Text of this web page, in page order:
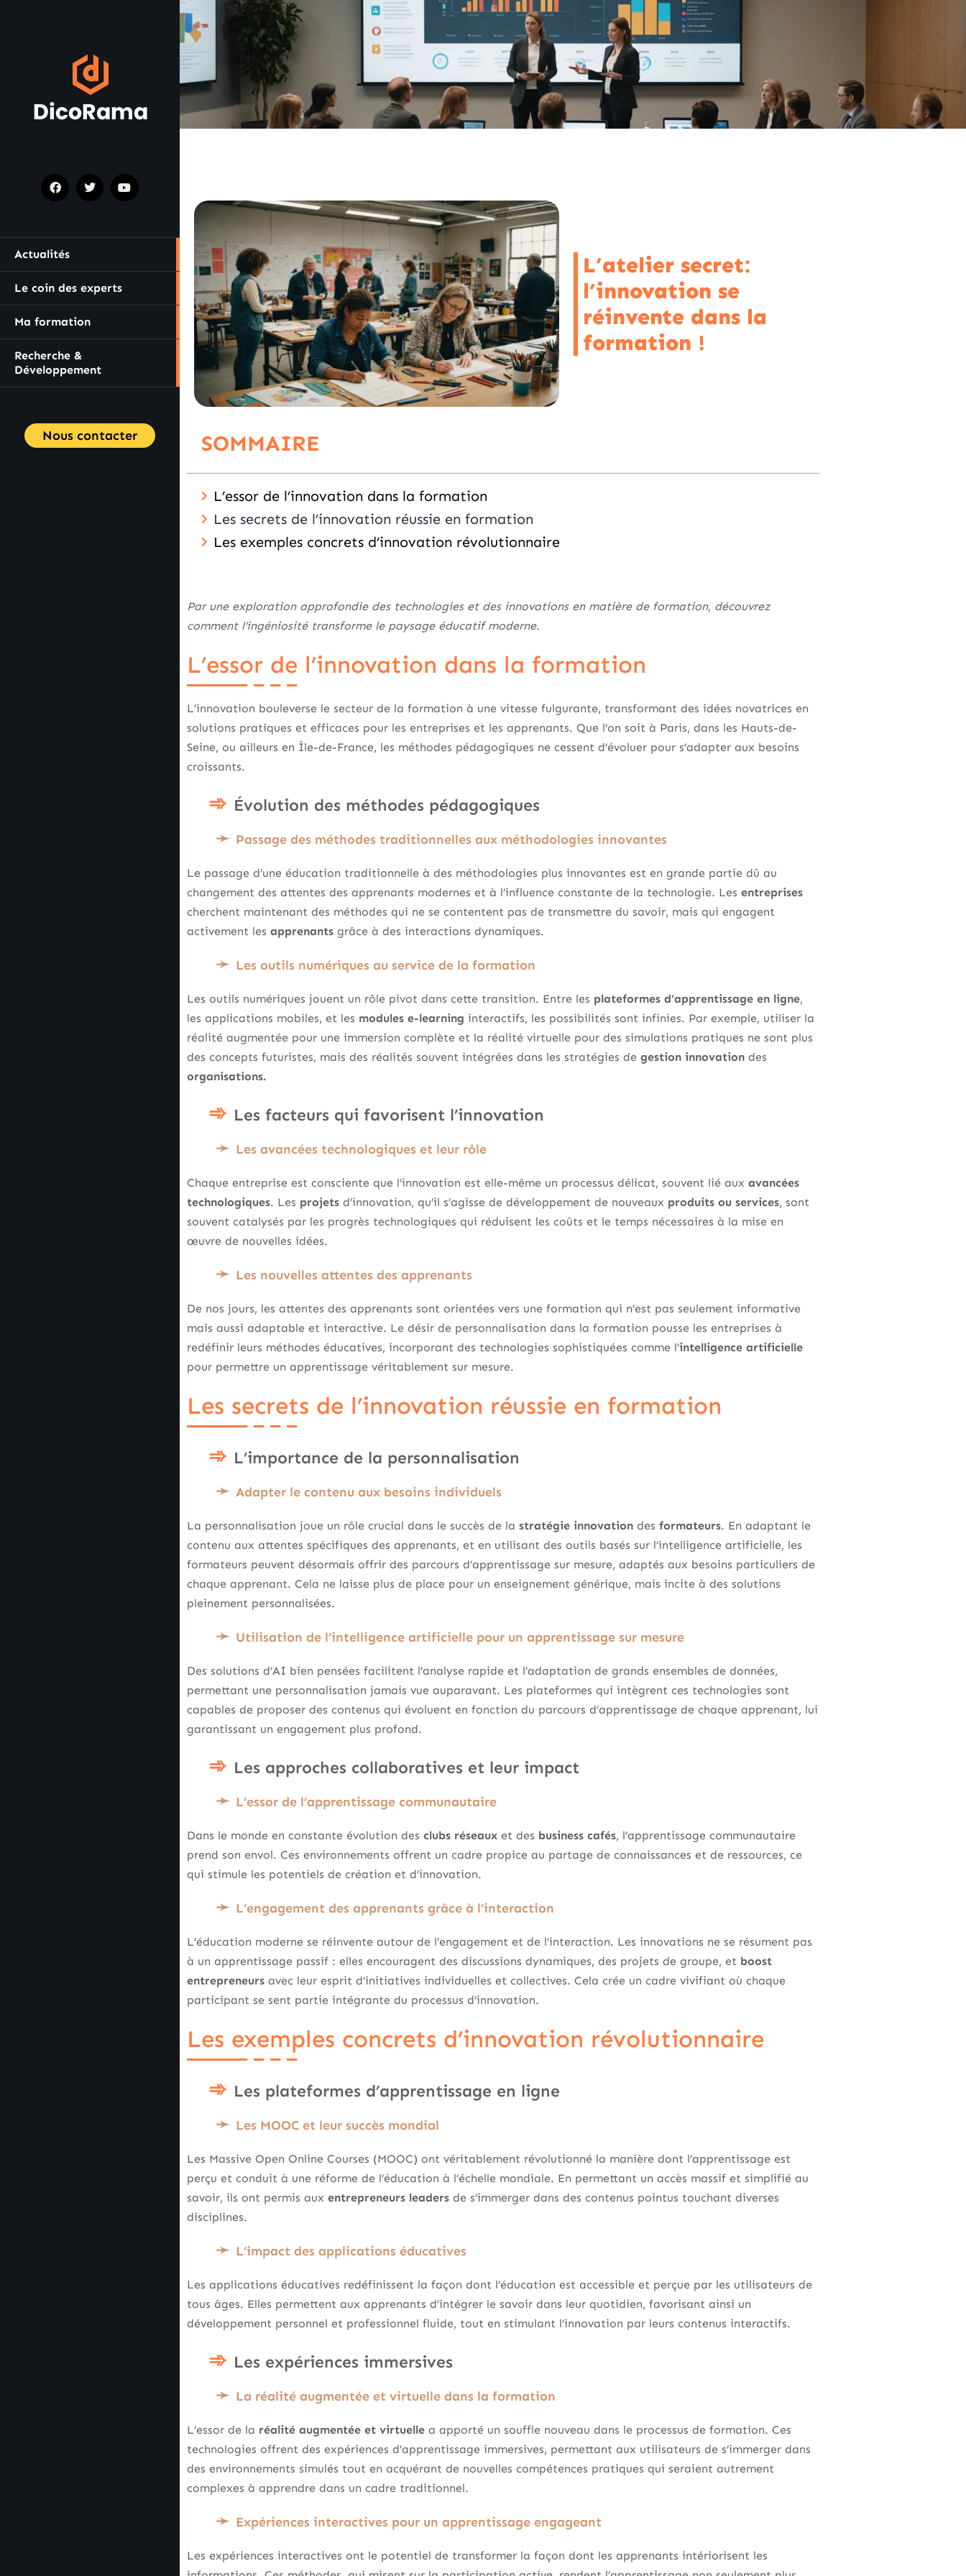
Actualités
Le coin des experts
Ma formation
Recherche &
Développement
Nous contacter
L’atelier secret:
l’innovation se
réinvente dans la
formation !
SOMMAIRE
L’essor de l’innovation dans la formation
Les secrets de l’innovation réussie en formation
Les exemples concrets d’innovation révolutionnaire
Par une exploration approfondie des technologies et des innovations en matière de formation, découvrez
comment l’ingéniosité transforme le paysage éducatif moderne.
L’essor de l’innovation dans la formation
L’innovation bouleverse le secteur de la formation à une vitesse fulgurante, transformant des idées novatrices en
solutions pratiques et efficaces pour les entreprises et les apprenants. Que l’on soit à Paris, dans les Hauts-de-
Seine, ou ailleurs en Île-de-France, les méthodes pédagogiques ne cessent d’évoluer pour s’adapter aux besoins
croissants.
Évolution des méthodes pédagogiques
Passage des méthodes traditionnelles aux méthodologies innovantes
Le passage d’une éducation traditionnelle à des méthodologies plus innovantes est en grande partie dû au
changement des attentes des apprenants modernes et à l’influence constante de la technologie. Les entreprises
cherchent maintenant des méthodes qui ne se contentent pas de transmettre du savoir, mais qui engagent
activement les apprenants grâce à des interactions dynamiques.
Les outils numériques au service de la formation
Les outils numériques jouent un rôle pivot dans cette transition. Entre les plateformes d’apprentissage en ligne,
les applications mobiles, et les modules e-learning interactifs, les possibilités sont infinies. Par exemple, utiliser la
réalité augmentée pour une immersion complète et la réalité virtuelle pour des simulations pratiques ne sont plus
des concepts futuristes, mais des réalités souvent intégrées dans les stratégies de gestion innovation des
organisations.
Les facteurs qui favorisent l’innovation
Les avancées technologiques et leur rôle
Chaque entreprise est consciente que l’innovation est elle-même un processus délicat, souvent lié aux avancées
technologiques. Les projets d’innovation, qu’il s’agisse de développement de nouveaux produits ou services, sont
souvent catalysés par les progrès technologiques qui réduisent les coûts et le temps nécessaires à la mise en
œuvre de nouvelles idées.
Les nouvelles attentes des apprenants
De nos jours, les attentes des apprenants sont orientées vers une formation qui n’est pas seulement informative
mais aussi adaptable et interactive. Le désir de personnalisation dans la formation pousse les entreprises à
redéfinir leurs méthodes éducatives, incorporant des technologies sophistiquées comme l’intelligence artificielle
pour permettre un apprentissage véritablement sur mesure.
Les secrets de l’innovation réussie en formation
L’importance de la personnalisation
Adapter le contenu aux besoins individuels
La personnalisation joue un rôle crucial dans le succès de la stratégie innovation des formateurs. En adaptant le
contenu aux attentes spécifiques des apprenants, et en utilisant des outils basés sur l’intelligence artificielle, les
formateurs peuvent désormais offrir des parcours d’apprentissage sur mesure, adaptés aux besoins particuliers de
chaque apprenant. Cela ne laisse plus de place pour un enseignement générique, mais incite à des solutions
pleinement personnalisées.
Utilisation de l’intelligence artificielle pour un apprentissage sur mesure
Des solutions d’AI bien pensées facilitent l’analyse rapide et l’adaptation de grands ensembles de données,
permettant une personnalisation jamais vue auparavant. Les plateformes qui intègrent ces technologies sont
capables de proposer des contenus qui évoluent en fonction du parcours d’apprentissage de chaque apprenant, lui
garantissant un engagement plus profond.
Les approches collaboratives et leur impact
L’essor de l’apprentissage communautaire
Dans le monde en constante évolution des clubs réseaux et des business cafés, l’apprentissage communautaire
prend son envol. Ces environnements offrent un cadre propice au partage de connaissances et de ressources, ce
qui stimule les potentiels de création et d’innovation.
L’engagement des apprenants grâce à l’interaction
L’éducation moderne se réinvente autour de l’engagement et de l’interaction. Les innovations ne se résument pas
à un apprentissage passif : elles encouragent des discussions dynamiques, des projets de groupe, et boost
entrepreneurs avec leur esprit d’initiatives individuelles et collectives. Cela crée un cadre vivifiant où chaque
participant se sent partie intégrante du processus d’innovation.
Les exemples concrets d’innovation révolutionnaire
Les plateformes d’apprentissage en ligne
Les MOOC et leur succès mondial
Les Massive Open Online Courses (MOOC) ont véritablement révolutionné la manière dont l’apprentissage est
perçu et conduit à une réforme de l’éducation à l’échelle mondiale. En permettant un accès massif et simplifié au
savoir, ils ont permis aux entrepreneurs leaders de s’immerger dans des contenus pointus touchant diverses
disciplines.
L’impact des applications éducatives
Les applications éducatives redéfinissent la façon dont l’éducation est accessible et perçue par les utilisateurs de
tous âges. Elles permettent aux apprenants d’intégrer le savoir dans leur quotidien, favorisant ainsi un
développement personnel et professionnel fluide, tout en stimulant l’innovation par leurs contenus interactifs.
Les expériences immersives
La réalité augmentée et virtuelle dans la formation
L’essor de la réalité augmentée et virtuelle a apporté un souffle nouveau dans le processus de formation. Ces
technologies offrent des expériences d’apprentissage immersives, permettant aux utilisateurs de s’immerger dans
des environnements simulés tout en acquérant de nouvelles compétences pratiques qui seraient autrement
complexes à apprendre dans un cadre traditionnel.
Expériences interactives pour un apprentissage engageant
Les expériences interactives ont le potentiel de transformer la façon dont les apprenants intériorisent les